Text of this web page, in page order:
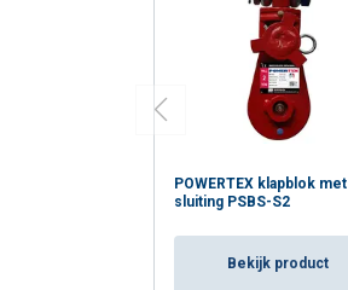
POWERTEX klapblok met
sluiting PSBS-S2
Bekijk product